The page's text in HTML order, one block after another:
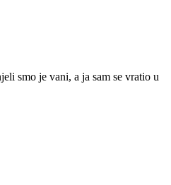
smo je vani, a ja sam se vratio u